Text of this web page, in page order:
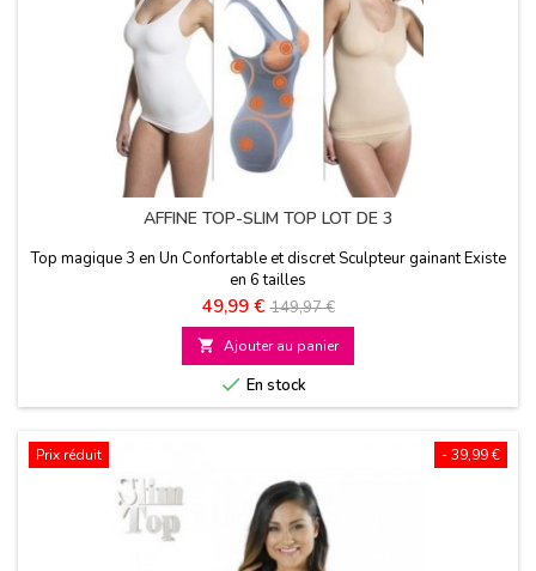
AFFINE TOP-SLIM TOP LOT DE 3
Top magique 3 en Un Confortable et discret Sculpteur gainant Existe
en 6 tailles
Prix
49,99 € Prix
de
base
149,97 €
 Ajouter au panier
 En stock
- 39,99 €
Prix réduit